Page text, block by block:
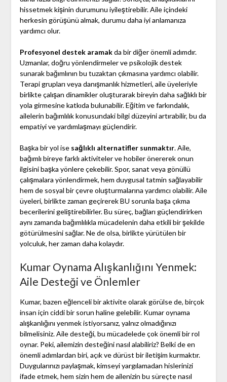
hissetmek kişinin durumunu iyileştirebilir. Aile içindeki
herkesin görüşünü almak, durumu daha iyi anlamanıza
yardımcı olur.
Profesyonel destek aramakda bir diğer önemli adımdır.
Uzmanlar, doğru yönlendirmeler ve psikolojik destek
sunarak bağımlının bu tuzaktan çıkmasına yardımcı olabilir.
Terapi grupları veya danışmanlık hizmetleri, aile üyeleriyle
birlikte çalışan dinamikler oluşturarak bireyin daha sağlıklı bir
yola girmesine katkıda bulunabilir. Eğitim ve farkındalık,
ailelerin bağımlılık konusundaki bilgi düzeyini artırabilir, bu da
empatiyi ve yardımlaşmayı güçlendirir.
Başka bir yol ise sağlıklı alternatifler sunmaktır. Aile,
bağımlı bireye farklı aktiviteler ve hobiler önererek onun
ilgisini başka yönlere çekebilir. Spor, sanat veya gönüllü
çalışmalara yönlendirmek, hem duygusal tatmin sağlayabilir
hem de sosyal bir çevre oluşturmalarına yardımcı olabilir. Aile
üyeleri, birlikte zaman geçirerek BU sorunla başa çıkma
becerilerini geliştirebilirler. Bu süreç, bağları güçlendirirken
aynı zamanda bağımlılıkla mücadelenin daha etkili bir şekilde
götürülmesini sağlar. Ne de olsa, birlikte yürütülen bir
yolculuk, her zaman daha kolaydır.
Kumar Oynama Alışkanlığını Yenmek:
Aile Desteği ve Önlemler
Kumar, bazen eğlenceli bir aktivite olarak görülse de, birçok
insan için ciddi bir sorun haline gelebilir. Kumar oynama
alışkanlığını yenmek istiyorsanız, yalnız olmadığınızı
bilmelisiniz. Aile desteği, bu mücadelede çok önemli bir rol
oynar. Peki, ailemizin desteğini nasıl alabiliriz? Belki de en
önemli adımlardan biri, açık ve dürüst bir iletişim kurmaktır.
Duygularınızı paylaşmak, kimseyi yargılamadan hislerinizi
ifade etmek, hem sizin hem de ailenizin bu süreçte nasıl